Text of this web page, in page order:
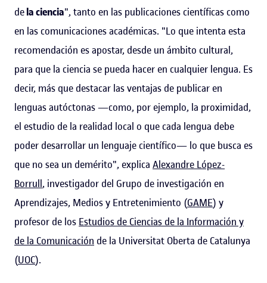
dela ciencia", tanto en las publicaciones científicas como
en las comunicaciones académicas. "Lo que intenta esta
recomendación es apostar, desde un ámbito cultural,
para que la ciencia se pueda hacer en cualquier lengua. Es
decir, más que destacar las ventajas de publicar en
lenguas autóctonas —como, por ejemplo, la proximidad,
el estudio de la realidad local o que cada lengua debe
poder desarrollar un lenguaje científico— lo que busca es
que no sea un demérito", explica Alexandre López-
Borrull, investigador del Grupo de investigación en
Aprendizajes, Medios y Entretenimiento (GAME) y
profesor de los Estudios de Ciencias de la Información y
de la Comunicación de la Universitat Oberta de Catalunya
(UOC).